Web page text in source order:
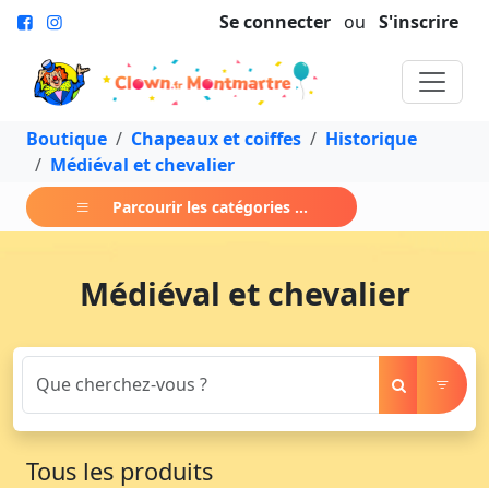
Se connecter ou S'inscrire
Boutique Chapeaux et coiffes
Historique
Médiéval et chevalier
Parcourir les catégories ...
Médiéval et chevalier
Tous les produits